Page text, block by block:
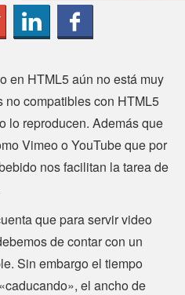
en HTML5 aún no está muy
compatibles con HTML5
lo reproducen. Además que
Vimeo o YouTube que por
nos facilitan la tarea de
que para servir video
de contar con un
Sin embargo el tiempo
el ancho de